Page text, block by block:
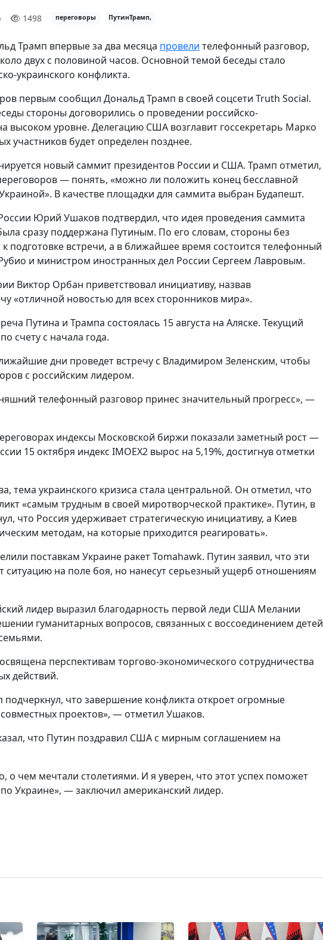
1498 переговоры ПутинТрамп,
Трамп впервые за два месяца провели телефонный разговор,
двух с половиной часов. Основной темой беседы стало
украинского конфликта.
первым сообщил Дональд Трамп в своей соцсети Truth Social.
стороны договорились о проведении российско-
высоком уровне. Делегацию США возглавит госсекретарь Марко
участников будет определен позднее.
новый саммит президентов России и США. Трамп отметил,
— понять, «можно ли положить конец бесславной
В качестве площадки для саммита выбран Будапешт.
Юрий Ушаков подтвердил, что идея проведения саммита
сразу поддержана Путиным. По его словам, стороны без
подготовке встречи, а в ближайшее время состоится телефонный
и министром иностранных дел России Сергеем Лавровым.
Виктор Орбан приветствовал инициативу, назвав
«отличной новостью для всех сторонников мира».
Путина и Трампа состоялась 15 августа на Аляске. Текущий
счету с начала года.
дни проведет встречу с Владимиром Зеленским, чтобы
с российским лидером.
телефонный разговор принес значительный прогресс», —
индексы Московской биржи показали заметный рост —
15 октября индекс IMOEX2 вырос на 5,19%, достигнув отметки
тема украинского кризиса стала центральной. Он отметил, что
«самым трудным в своей миротворческой практике». Путин, в
что Россия удерживает стратегическую инициативу, а Киев
методам, на которые приходится реагировать».
поставкам Украине ракет Tomahawk. Путин заявил, что эти
ситуацию на поле боя, но нанесут серьезный ущерб отношениям
лидер выразил благодарность первой леди США Мелании
гуманитарных вопросов, связанных с воссоединением детей
перспективам торгово-экономического сотрудничества
действий.
подчеркнул, что завершение конфликта откроет огромные
проектов», — отметил Ушаков.
что Путин поздравил США с мирным соглашением на
о чем мечтали столетиями. И я уверен, что этот успех поможет
Украине», — заключил американский лидер.